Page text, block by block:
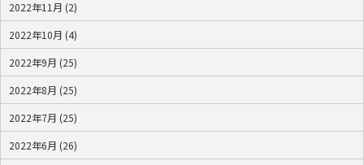
2022年11月 (2)
2022年10月 (4)
2022年9月 (25)
2022年8月 (25)
2022年7月 (25)
2022年6月 (26)